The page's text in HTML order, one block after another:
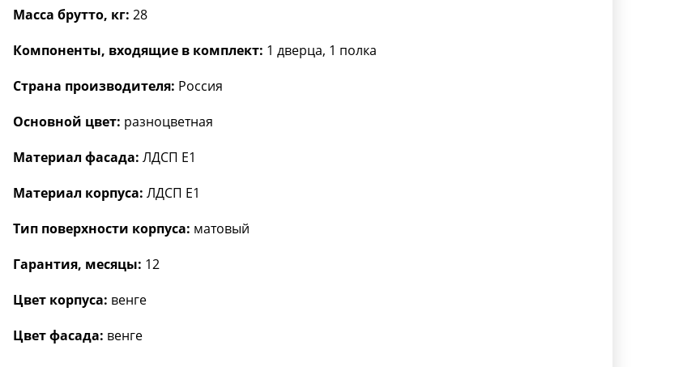
Масса брутто, кг: 28
Компоненты, входящие в комплект: 1 дверца, 1 полка
Страна производителя: Россия
Основной цвет: разноцветная
Материал фасада: ЛДСП Е1
Материал корпуса: ЛДСП Е1
Тип поверхности корпуса: матовый
Гарантия, месяцы: 12
Цвет корпуса: венге
Цвет фасада: венге